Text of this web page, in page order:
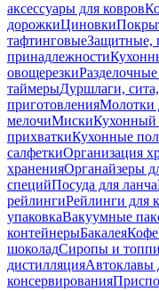
аксессуары для ковров
дорожкиЦиновки
тафтинговыеЗащитные,
принадлежности
овощерезки
таймерыДуршлаги,
приготовленияМолотки
мелочиМискиКухонный
прихваткиКухонные
салфеткиОрганизация
храненияОрганайзеры
специйПосуда для ланча
рейлингиРейлинги для
упаковкаВакуумные
контейнерыБакалеяКофе
шоколадСиропы и
дистилляцияАвтоклавы
консервирования